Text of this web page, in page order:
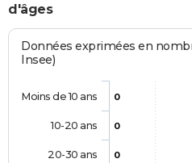
d'âges
Données exprimées en
Insee)
0
0
0
Moins de 10 ans
10-20 ans
20-30 ans